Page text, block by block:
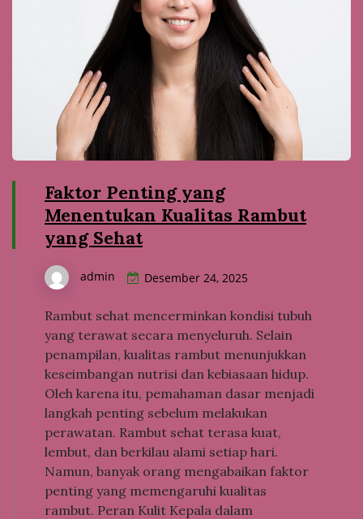
Faktor Penting yang
Menentukan Kualitas Rambut
yang Sehat
admin Desember 24, 2025
Rambut sehat mencerminkan kondisi tubuh
yang terawat secara menyeluruh. Selain
penampilan, kualitas rambut menunjukkan
keseimbangan nutrisi dan kebiasaan hidup.
Oleh karena itu, pemahaman dasar menjadi
langkah penting sebelum melakukan
perawatan. Rambut sehat terasa kuat,
lembut, dan berkilau alami setiap hari.
Namun, banyak orang mengabaikan faktor
penting yang memengaruhi kualitas
rambut. Peran Kulit Kepala dalam